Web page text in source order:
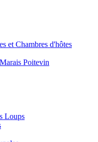
et Chambres d'hôtes
Poitevin
Loups